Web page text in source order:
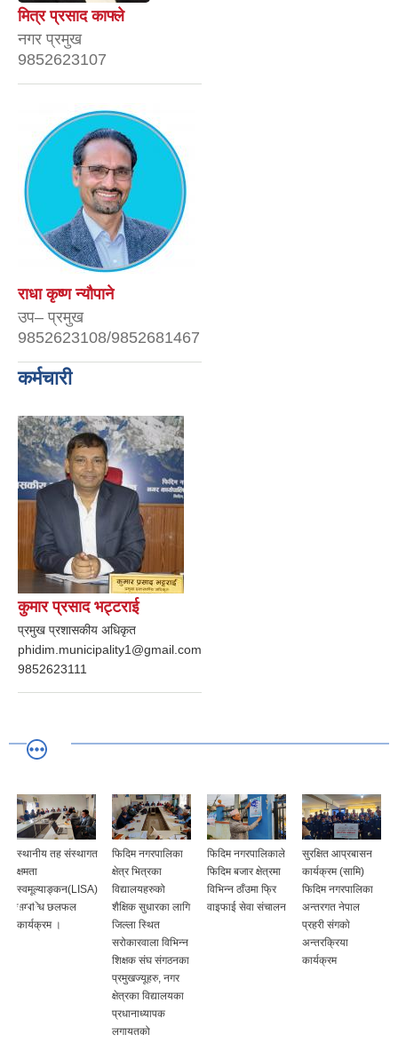
मित्र प्रसाद काफ्ले
नगर प्रमुख
9852623107
राधा कृष्ण न्यौपाने
उप– प्रमुख
9852623108/9852681467
कर्मचारी
कुमार प्रसाद भट्टराई
प्रमुख प्रशासकीय अधिकृत
phidim.municipality1@gmail.com
9852623111
स्थानीय तह संस्थागत
क्षमता
स्वमूल्याङ्कन(LISA)
सम्बन्धि छलफल
कार्यक्रम ।
फिदिम नगरपालिका
क्षेत्र भित्रका
विद्यालयहरुको
शैक्षिक सुधारका लागि
जिल्ला स्थित
सरोकारवाला विभिन्न
शिक्षक संघ संगठनका
प्रमुखज्यूहरु, नगर
क्षेत्रका विद्यालयका
प्रधानाध्यापक
लगायतको
फिदिम नगरपालिकाले
फिदिम बजार क्षेत्रमा
विभिन्न ठाँउमा फ्रि
वाइफाई सेवा संचालन
सुरक्षित आप्रबासन
कार्यक्रम (सामि)
फिदिम नगरपालिका
अन्तरगत नेपाल
प्रहरी संगकाे
अन्तरक्रिया
कार्यक्रम